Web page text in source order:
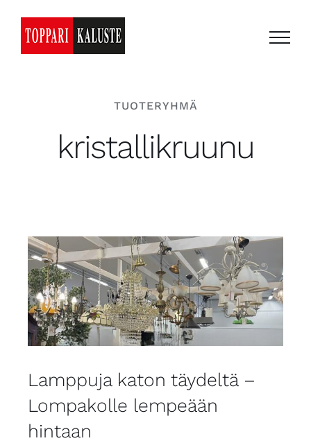
content
TUOTERYHMÄ
kristallikruunu
Lamppuja katon täydeltä –
Lompakolle lempeään
hintaan